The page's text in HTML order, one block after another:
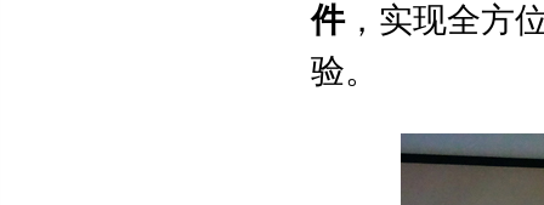
件，实现全方
验。